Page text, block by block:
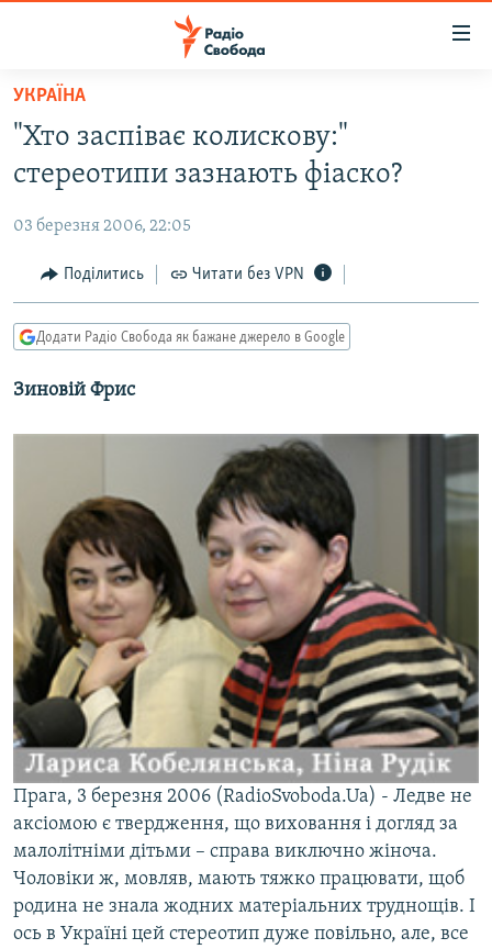
Перейти
основного
матеріалу
Перейти
до
навігації
Перейти
до
РАДІО СВОБОДА – 70 РОКІВ
СТАТТІ
ПОЛІТИКА
ЕКОНОМІКА
КУЛЬТУРА
СПОРТ
УКРАЇНА
ВІЙНА
РОСІЙСЬКА «ФІЛЬТРАЦІЯ»
КРИМ.РЕАЛІЇ
ТИ ЯК?
СХЕМИ
КИТАЙ.ВИКЛИКИ
МУЛЬТИМЕДІА
ФОТО
СПЕЦПРОЄКТИ
ПОДКАСТИ
КРИМ РЕАЛІЇ
РУС
УКР
УКРАЇНА
"Хто заспіває колискову:"
стереотипи зазнають фіаско?
03 березня 2006, 22:05
Поділитись Читати без VPN
Додати Радіо Свобода як бажане джерело в Google
Зиновій Фрис
Прага, 3 березня 2006 (RadioSvoboda.Ua) - Ледве не
аксіомою є твердження, що виховання і догляд за
малолітніми дітьми – справа виключно жіноча.
Чоловіки ж, мовляв, мають тяжко працювати, щоб
родина не знала жодних матеріальних труднощів. І
ось в Україні цей стереотип дуже повільно, але, все